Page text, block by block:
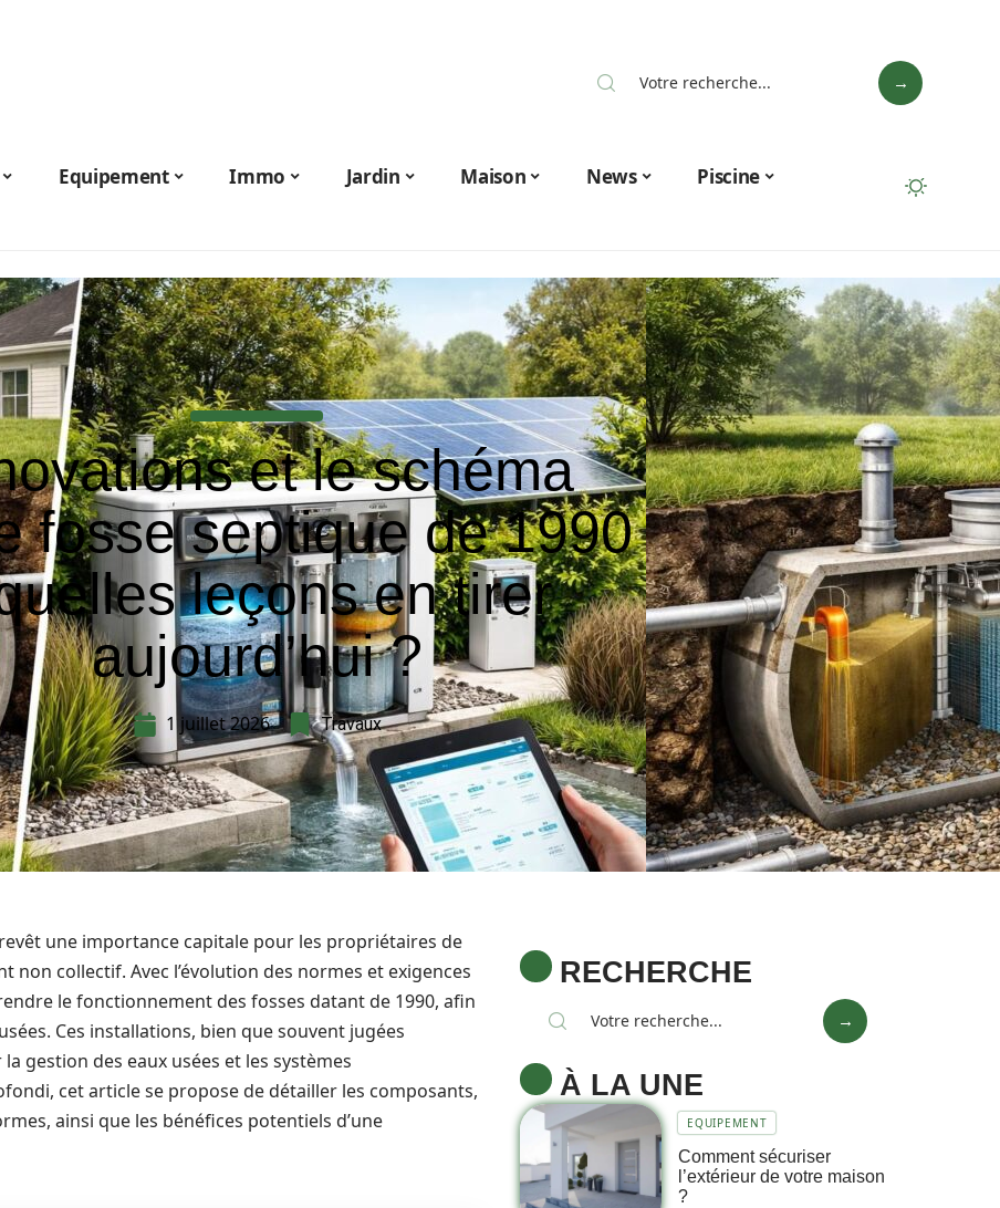
Equipement Immo Jardin Maison News
Piscine
et le schéma
fosse septique de 1990
leçons en tirer
aujourd’hui ?
1 juillet 2026 Travaux
une importance capitale pour les propriétaires de
non collectif. Avec l’évolution des normes et exigences
le fonctionnement des fosses datant de 1990, afin
Ces installations, bien que souvent jugées
gestion des eaux usées et les systèmes
cet article se propose de détailler les composants,
ainsi que les bénéfices potentiels d’une
RECHERCHE
À LA UNE
EQUIPEMENT
Comment sécuriser
l’extérieur de votre maison
?